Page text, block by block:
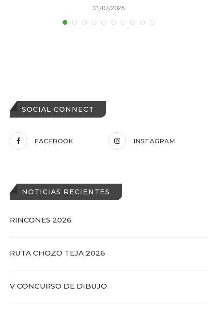
31/07/2026
SOCIAL CONNECT
FACEBOOK INSTAGRAM
NOTICIAS RECIENTES
RINCONES 2026
RUTA CHOZO TEJA 2026
V CONCURSO DE DIBUJO